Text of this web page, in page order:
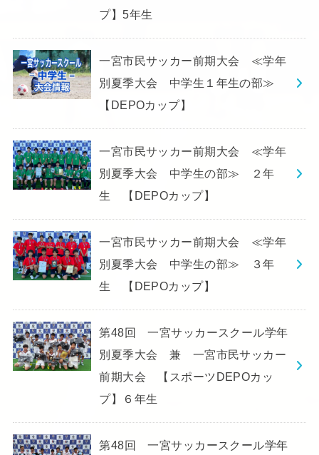
プ】5年生
一宮市民サッカー前期大会 ≪学年
別夏季大会 中学生１年生の部≫
【DEPOカップ】
一宮市民サッカー前期大会 ≪学年
別夏季大会 中学生の部≫ ２年
生 【DEPOカップ】
一宮市民サッカー前期大会 ≪学年
別夏季大会 中学生の部≫ ３年
生 【DEPOカップ】
第48回 一宮サッカースクール学年
別夏季大会 兼 一宮市民サッカー
前期大会 【スポーツDEPOカッ
プ】６年生
第48回 一宮サッカースクール学年